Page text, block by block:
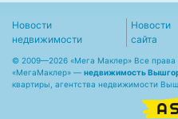
Новости
недвижимости
Новости
сайта
© 2009—2026 «Мега Маклер» Все
«МегаМаклер» — недвижимость
квартиры, агентства недвижимости